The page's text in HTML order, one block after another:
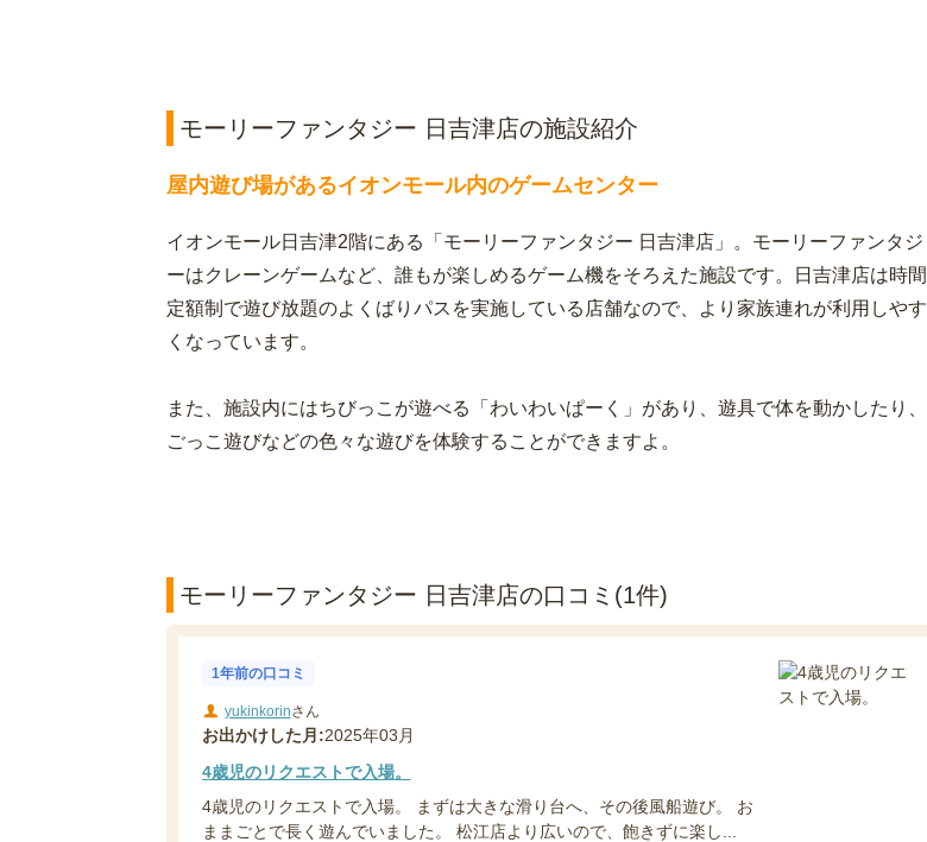
モーリーファンタジー 日吉津店の施設紹介
屋内遊び場があるイオンモール内のゲームセンター
イオンモール日吉津2階にある「モーリーファンタジー 日吉津店」。モーリーファンタジ
ーはクレーンゲームなど、誰もが楽しめるゲーム機をそろえた施設です。日吉津店は時間
定額制で遊び放題のよくばりパスを実施している店舗なので、より家族連れが利用しやす
くなっています。
また、施設内にはちびっこが遊べる「わいわいぱーく」があり、遊具で体を動かしたり、
ごっこ遊びなどの色々な遊びを体験することができますよ。
モーリーファンタジー 日吉津店の口コミ(1件)
1年前の口コミ
yukinkorinさん
お出かけした月:2025年03月
4歳児のリクエストで入場。
4歳児のリクエストで入場。 まずは大きな滑り台へ、その後風船遊び。 お
ままごとで長く遊んでいました。 松江店より広いので、飽きずに楽し...